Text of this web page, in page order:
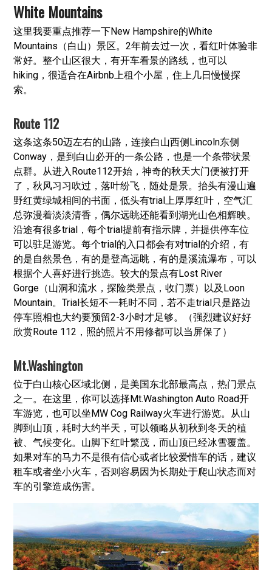
White Mountains
这里我要重点推荐一下New Hampshire的White
Mountains（白山）景区。2年前去过一次，看红叶体验非
常好。整个山区很大，有开车看景的路线，也可以
hiking，很适合在Airbnb上租个小屋，住上几日慢慢探
索。
Route 112
这条这条50迈左右的山路，连接白山西侧Lincoln东侧
Conway，是到白山必开的一条公路，也是一个条带状景
点群。从进入Route112开始，神奇的秋天大门便被打开
了，秋风习习吹过，落叶纷飞，随处是景。抬头有漫山遍
野红黄绿城相间的书面，低头有trial上厚厚红叶，空气汇
总弥漫着淡淡清香，偶尔远眺还能看到湖光山色相辉映。
沿途有很多trial，每个trial提前有指示牌，并提供停车位
可以驻足游览。每个trial的入口都会有对trial的介绍，有
的是自然景色，有的是登高远眺，有的是溪流瀑布，可以
根据个人喜好进行挑选。较大的景点有Lost River
Gorge（山洞和流水，探险类景点，收门票）以及Loon
Mountain。Trial长短不一耗时不同，若不走trial只是路边
停车照相也大约要预留2-3小时才足够。（强烈建议好好
欣赏Route 112，照的照片不用修都可以当屏保了）
Mt.Washington
位于白山核心区域北侧，是美国东北部最高点，热门景点
之一。在这里，你可以选择Mt.Washington Auto Road开
车游览，也可以坐MW Cog Railway火车进行游览。从山
脚到山顶，耗时大约半天，可以领略从初秋到冬天的植
被、气候变化。山脚下红叶繁茂，而山顶已经冰雪覆盖。
如果对车的马力不是很有信心或者比较爱惜车的话，建议
租车或者坐小火车，否则容易因为长期处于爬山状态而对
车的引擎造成伤害。